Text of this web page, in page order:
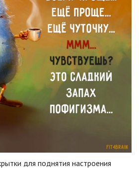
для поднятия настроения